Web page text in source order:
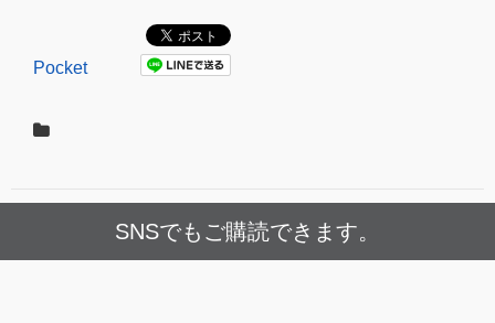
Pocket
SNSでもご購読できます。